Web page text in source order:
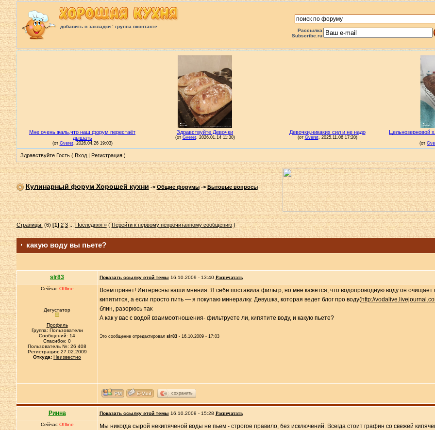
добавить в закладки: группа вконтакте
Рассылка
Subscribe.ru
Здравствуйте Гость ( Вход| Регистрация)
Кулинарный форум Хорошей кухни->Общие форумы-> Бытовые вопросы
Страницы:(6)[1] 2 3...Последняя »(Перейти к первому непрочитанному сообщению)
какую воду вы пьете?
slr83 Показать ссылку этой темы 16.10.2009 - 13:40 Распечатать
Сейчас Offline
Дегустатор
Профиль
Группа: Пользователи
Сообщений: 14
Спасибок: 0
Пользователь №: 26 408
Регистрация: 27.02.2009
Откуда: Неизвестно
Всем привет! Интересны ваши мнения. Я себе поставила фильтр, но мне кажется, что водопроводную воду он
кипятится, а если просто пить — я покупаю минералку. Девушка, которая ведет блог про воду(http://
блин, разорюсь так
А как у вас с водой взаимоотношения- фильтруете ли, кипятите воду, и какую пьете?
Это сообщение отредактировал slr83- 16.10.2009 - 17:03
сохранить
Ринна Показать ссылку этой темы 16.10.2009 - 15:28 Распечатать
Сейчас Offline
Мы никогда сырой некипяченой воды не пьем - строгое правило, без исключений. Всегда стоит графин со свежей